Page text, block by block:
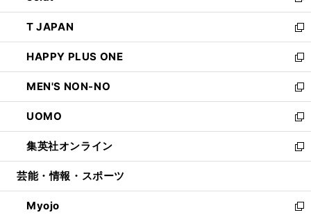
開
く
ウ
で
開
く
ン
ド
ウ
で
開
く
ウ
ィ
ン
ド
ウ
で
開
く
し
い
ウ
ィ
ン
ド
ウ
で
開
く
T JAPAN
新
し
い
ウ
ィ
ン
ド
ウ
で
開
HAPPY PLUS ONE
新
し
い
ウ
ィ
ン
ド
ウ
開
く
MEN'S NON-NO
新
し
い
ウ
ィ
ン
ウ
で
UOMO
新
し
い
ウ
ン
ド
集英社オンライン
新
し
ウ
ィ
芸能・情報・スポーツ
Myojo
新